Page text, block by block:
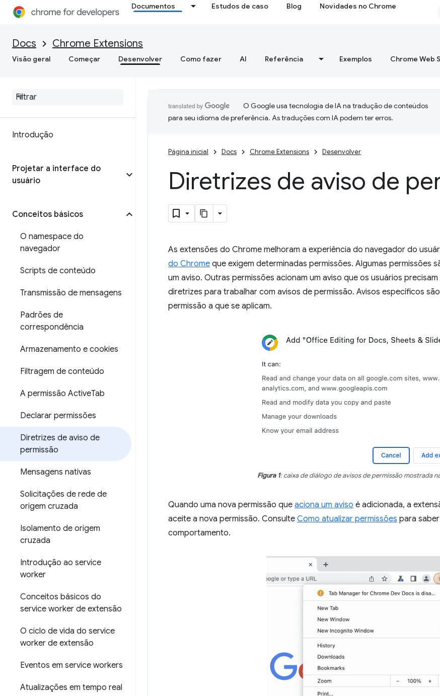
Documentos Estudos de caso Blog Novidades no Chrome
Docs Chrome Extensions
Visão geral Começar Desenvolver Como fazer AI Referência Exemplos Chrome Web
Introdução
Projetar a interface do
usuário
Conceitos básicos
O namespace do
navegador
Scripts de conteúdo
Transmissão de mensagens
Padrões de
correspondência
Armazenamento e cookies
Filtragem de conteúdo
A permissão ActiveTab
Declarar permissões
Diretrizes de aviso de
permissão
Mensagens nativas
Solicitações de rede de
origem cruzada
Isolamento de origem
cruzada
Introdução ao service
worker
Conceitos básicos do
service worker de extensão
O ciclo de vida do service
worker de extensão
Eventos em service workers
Atualizações em tempo real
O Google usa tecnologia de IA na tradução de conteúdos
para seu idioma de preferência. As traduções com IA podem ter erros.
Página inicial Docs Chrome Extensions Desenvolver
Diretrizes de aviso de
As extensões do Chrome melhoram a experiência do navegador do
do Chrome que exigem determinadas permissões. Algumas permissões
um aviso. Outras permissões acionam um aviso que os usuários
diretrizes para trabalhar com avisos de permissão. Avisos específicos
permissão a que se aplicam.
Figura 1: caixa de diálogo de avisos de permissão mostrada
Quando uma nova permissão que aciona um aviso é adicionada, a
aceite a nova permissão. Consulte Como atualizar permissões para
comportamento.